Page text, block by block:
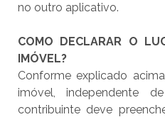
no outro aplicativo.
COMO DECLARAR O
IMÓVEL?
Conforme explicado
imóvel, independente
contribuinte deve